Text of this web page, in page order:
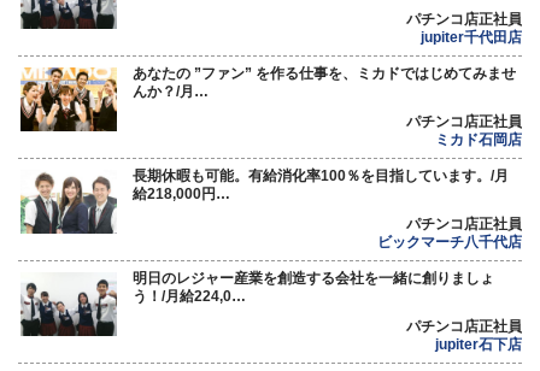
パチンコ店正社員
jupiter千代田店
あなたの ”ファン” を作る仕事を、ミカドではじめてみませ
んか？/月…
パチンコ店正社員
ミカド石岡店
長期休暇も可能。有給消化率100％を目指しています。/月
給218,000円…
パチンコ店正社員
ビックマーチ八千代店
明日のレジャー産業を創造する会社を一緒に創りましょ
う！/月給224,0…
パチンコ店正社員
jupiter石下店